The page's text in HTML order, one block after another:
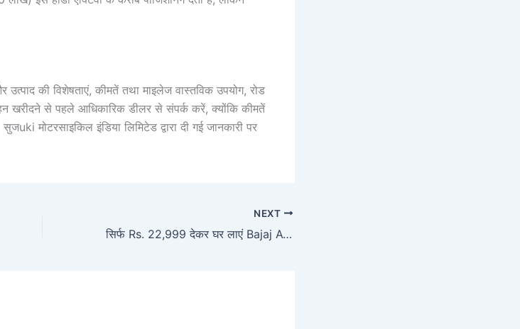
की विशेषताएं, कीमतें तथा माइलेज वास्तविक उपयोग, रोड
खरीदने से पहले आधिकारिक डीलर से संपर्क करें, क्योंकि कीमतें
मोटरसाइकिल इंडिया लिमिटेड द्वारा दी गई जानकारी पर
NEXT
सिर्फ Rs. 22,999 देकर घर लाएं Bajaj Avenger 400 Cruise, बजट फ्रेंडली कीमत, दमदार 373cc इंजन और 35 KM/L माइलेज के साथ